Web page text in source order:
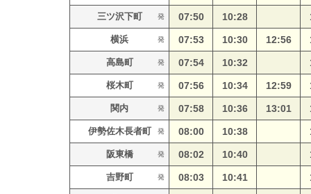
三ツ沢下町 発 07:50 10:28
横浜 発 07:53 10:30 12:56
高島町 発 07:54 10:32
桜木町 発 07:56 10:34 12:59
関内 発 07:58 10:36 13:01
伊勢佐木長者町 発 08:00 10:38
阪東橋 発 08:02 10:40
吉野町 発 08:03 10:41